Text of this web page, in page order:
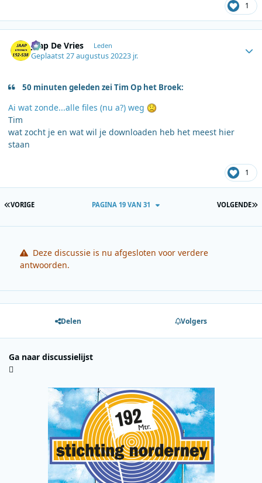
1
Jaap De Vries Leden
Geplaatst27 augustus 20223 jr.
50 minuten geleden zei Tim Op het Broek:
Ai wat zonde...alle files (nu a?) weg
Tim
wat zocht je en wat wil je downloaden heb het meest hier
staan
1
EERSTE PAGINA
VORIGE VOLGENDE
PAGINA 19 VAN 31
Deze discussie is nu afgesloten voor verdere
antwoorden.
Delen Volgers
Ga naar discussielijst